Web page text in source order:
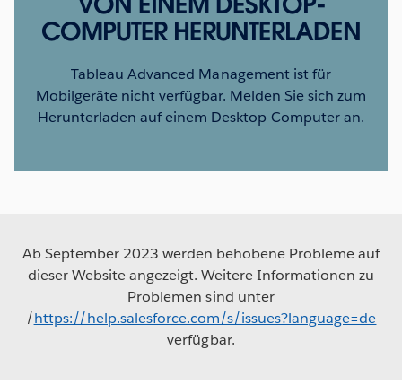
COMPUTER HERUNTERLADEN
Tableau Advanced Management ist für
Mobilgeräte nicht verfügbar. Melden Sie sich zum
Herunterladen auf einem Desktop-Computer an.
Ab September 2023 werden behobene Probleme auf
dieser Website angezeigt. Weitere Informationen zu
Problemen sind unter
/https://help.salesforce.com/s/issues?language=de
verfügbar.